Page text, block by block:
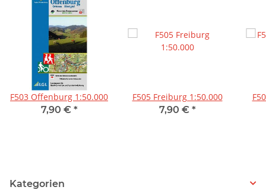
F503 Offenburg 1:50.000
7,90 € *
F505 Freiburg 1:50.000
7,90 € *
Kategorien